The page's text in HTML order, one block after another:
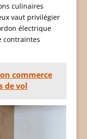
culinaires
vaut privilégier
électrique
contraintes
commerce
de vol